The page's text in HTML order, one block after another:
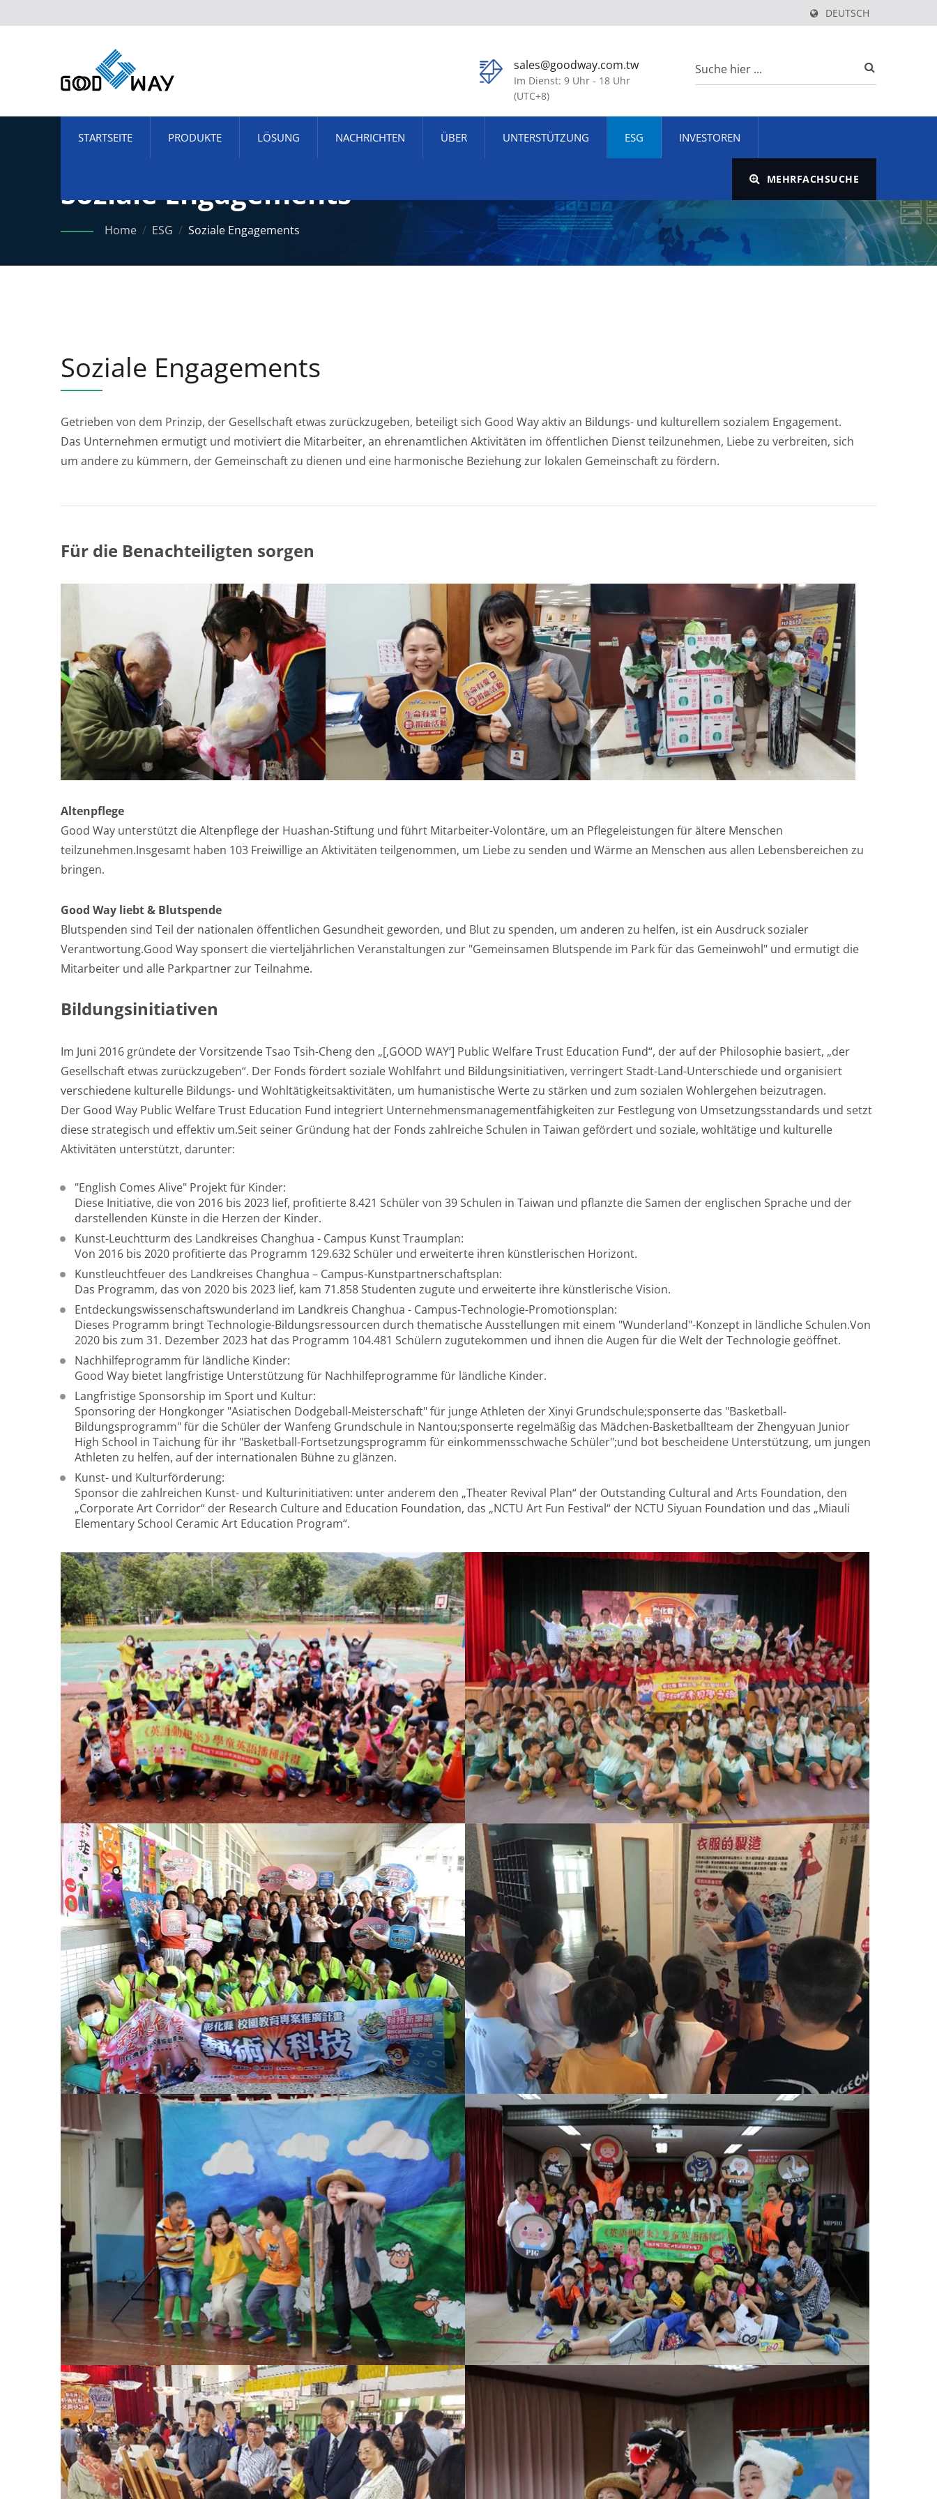
DEUTSCH
sales@goodway.com.tw
Im Dienst: 9 Uhr - 18 Uhr
(UTC+8)
STARTSEITE PRODUKTE LÖSUNG NACHRICHTEN ÜBER UNTERSTÜTZUNG ESG INVESTOREN
MEHRFACHSUCHE
Soziale Engagements
Home / ESG / Soziale Engagements
Soziale Engagements
Getrieben von dem Prinzip, der Gesellschaft etwas zurückzugeben, beteiligt sich Good Way aktiv an Bildungs- und kulturellem sozialem Engagement.
Das Unternehmen ermutigt und motiviert die Mitarbeiter, an ehrenamtlichen Aktivitäten im öffentlichen Dienst teilzunehmen, Liebe zu verbreiten, sich
um andere zu kümmern, der Gemeinschaft zu dienen und eine harmonische Beziehung zur lokalen Gemeinschaft zu fördern.
Für die Benachteiligten sorgen
Altenpflege
Good Way unterstützt die Altenpflege der Huashan-Stiftung und führt Mitarbeiter-Volontäre, um an Pflegeleistungen für ältere Menschen
teilzunehmen.Insgesamt haben 103 Freiwillige an Aktivitäten teilgenommen, um Liebe zu senden und Wärme an Menschen aus allen Lebensbereichen zu
bringen.
Good Way liebt & Blutspende
Blutspenden sind Teil der nationalen öffentlichen Gesundheit geworden, und Blut zu spenden, um anderen zu helfen, ist ein Ausdruck sozialer
Verantwortung.Good Way sponsert die vierteljährlichen Veranstaltungen zur "Gemeinsamen Blutspende im Park für das Gemeinwohl" und ermutigt die
Mitarbeiter und alle Parkpartner zur Teilnahme.
Bildungsinitiativen
Im Juni 2016 gründete der Vorsitzende Tsao Tsih-Cheng den „[‚GOOD WAY‘] Public Welfare Trust Education Fund“, der auf der Philosophie basiert, „der
Gesellschaft etwas zurückzugeben“. Der Fonds fördert soziale Wohlfahrt und Bildungsinitiativen, verringert Stadt-Land-Unterschiede und organisiert
verschiedene kulturelle Bildungs- und Wohltätigkeitsaktivitäten, um humanistische Werte zu stärken und zum sozialen Wohlergehen beizutragen.
Der Good Way Public Welfare Trust Education Fund integriert Unternehmensmanagementfähigkeiten zur Festlegung von Umsetzungsstandards und setzt
diese strategisch und effektiv um.Seit seiner Gründung hat der Fonds zahlreiche Schulen in Taiwan gefördert und soziale, wohltätige und kulturelle
Aktivitäten unterstützt, darunter:
"English Comes Alive" Projekt für Kinder:
Diese Initiative, die von 2016 bis 2023 lief, profitierte 8.421 Schüler von 39 Schulen in Taiwan und pflanzte die Samen der englischen Sprache und der
darstellenden Künste in die Herzen der Kinder.
Kunst-Leuchtturm des Landkreises Changhua - Campus Kunst Traumplan:
Von 2016 bis 2020 profitierte das Programm 129.632 Schüler und erweiterte ihren künstlerischen Horizont.
Kunstleuchtfeuer des Landkreises Changhua – Campus-Kunstpartnerschaftsplan:
Das Programm, das von 2020 bis 2023 lief, kam 71.858 Studenten zugute und erweiterte ihre künstlerische Vision.
Entdeckungswissenschaftswunderland im Landkreis Changhua - Campus-Technologie-Promotionsplan:
Dieses Programm bringt Technologie-Bildungsressourcen durch thematische Ausstellungen mit einem "Wunderland"-Konzept in ländliche Schulen.Von
2020 bis zum 31. Dezember 2023 hat das Programm 104.481 Schülern zugutekommen und ihnen die Augen für die Welt der Technologie geöffnet.
Nachhilfeprogramm für ländliche Kinder:
Good Way bietet langfristige Unterstützung für Nachhilfeprogramme für ländliche Kinder.
Langfristige Sponsorship im Sport und Kultur:
Sponsoring der Hongkonger "Asiatischen Dodgeball-Meisterschaft" für junge Athleten der Xinyi Grundschule;sponserte das "Basketball-
Bildungsprogramm" für die Schüler der Wanfeng Grundschule in Nantou;sponserte regelmäßig das Mädchen-Basketballteam der Zhengyuan Junior
High School in Taichung für ihr "Basketball-Fortsetzungsprogramm für einkommensschwache Schüler";und bot bescheidene Unterstützung, um jungen
Athleten zu helfen, auf der internationalen Bühne zu glänzen.
Kunst- und Kulturförderung:
Sponsor die zahlreichen Kunst- und Kulturinitiativen: unter anderem den „Theater Revival Plan“ der Outstanding Cultural and Arts Foundation, den
„Corporate Art Corridor“ der Research Culture and Education Foundation, das „NCTU Art Fun Festival“ der NCTU Siyuan Foundation und das „Miauli
Elementary School Ceramic Art Education Program“.